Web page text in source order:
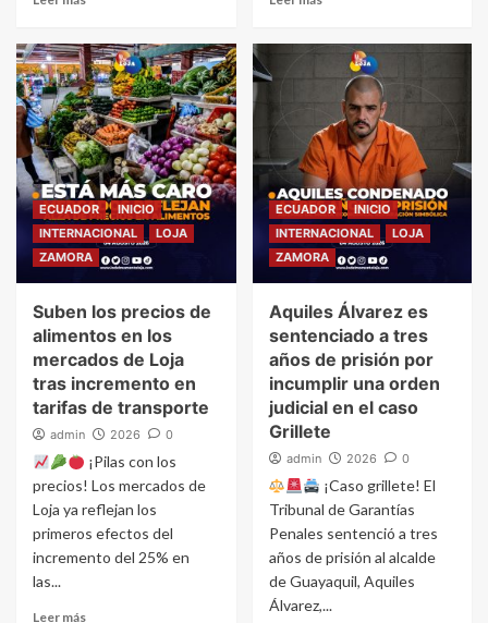
ECUADOR
INICIO
INTERNACIONAL
LOJA
ZAMORA
Suben los precios de
alimentos en los
mercados de Loja
tras incremento en
tarifas de transporte
admin 2026 0
¡Pilas con los
precios! Los mercados de
Loja ya reflejan los
primeros efectos del
incremento del 25% en
las...
Leer más
ECUADOR
INICIO
INTERNACIONAL
LOJA
ZAMORA
Aquiles Álvarez es
sentenciado a tres
años de prisión por
incumplir una orden
judicial en el caso
Grillete
admin 2026 0
¡Caso grillete! El
Tribunal de Garantías
Penales sentenció a tres
años de prisión al alcalde
de Guayaquil, Aquiles
Álvarez,...